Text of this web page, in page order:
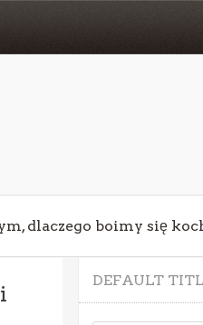
dlaczego boimy się
DEFAULT